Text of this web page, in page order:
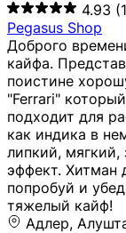
4.93
Pegasus Shop
Доброго
кайфа.
поистине
"Ferrari"
подходит для
как индика в
липкий, мягкий,
эффект. Хитман
попробуй и
тяжелый кайф!
Адлер, Алушта, Астрахань, Бахчисарай, Волгоград, Волжский, Евпатория, Екатеринбург, Ишимбай, Казань, Керчь, Копейск, Курск, Рыльск, Саки, Салават, Симферополь, Сочи, Старый Крым, Стерлитамак, Судак, Уфа, Феодосия, Хабаровск, Челябинск, Ялта, Джанкой, Новосибирск, Щёлкино, Санкт-Петербург, Мурманск, Сургут, Невинномысск, Черкесск, Усть-Лабинск, Геленджик, Ставрополь, Калуга, Елец, Лебедянь, Данков, Жуковский, Оренбург, Орск (Оренбургская область), Магнитогорск, Пермь, Зеленоград, Солнечногорск, Нижний Новгород, Лысково, Заволжье, Кстово, Балахна (Нижегородская область), Богородск, Бор (Нижегородская область), Саратов, Энгельс, Ижевск, Тюмень, Ростов-на-Дону, Шахты, Новочеркасск, Батайск, Аксай, Люберцы, Истра, Москва, Армавир, Краснодар, Магадан, Самара, Анапа, Славянск-на-Кубани, Чаплыгин, Липецк, Нижний Тагил, Орехово-Зуево, Усть-Джегута, Лянтор, Нефтеюганск, Пыть-Ях, Урень, Ветлуга, Шахунья, Новороссийск, Крымск, Тимашёвск, Тольятти, Воткинск, Звенигород, Руза, Можайск, Белгород, Воронеж, Соликамск, Нытва, Лысьва (Пермский край), Чусовой, Кунгур, Краснокамск, Миасс, Губаха, Тула, Новомосковск, Донской, Омск, Льгов, Мытищи, Королёв, Ивантеевка, Балашиха, Семилуки, Кудымкар, Старый Оскол, Оса (Пермский край), Одинцово (Московская область), Ханты-Мансийск, Лабинск, Темрюк, Курганинск, Белореченск (Краснодарский край), Алупкa, Губкин, Рязань, Калининград, Усть-Илимск, Фрязино, Минеральные Воды, Пятигорск, Кострома, Ярославль, Коркино, Верхняя Пышма, Подольск, Красноярск, Смоленск, Долгопрудный, Чебоксары, Калачинск, Канск, Киров (Кировская область), Вологда, Рославль, Владивосток, Обнинск, Балабаново (Калужская область), Малоярославец, Брянск, Видное, Ярцево, Вязьма, Гагарин, Приволжск, Фурманов, Чайковский, Кинешма, Горячий Ключ, Улан-Удэ, Туймазы, Дюртюли, Альметьевск, Нефтекамск, Хадыженск, Апшеронск, Майкоп, Уссурийск, Ульяновск, Гатчина, Луга (Ленинградская область), Надым, Ногинск, Электросталь, Железнодорожный (Московская область), Бутурлиновка, Кириллов, Краснознаменск (Калиниградская область), Мышкин, Томмот, Холм, Абакан, Абдулино, Агидель, Агрыз, Адыгейск, Азнакаево, Алатырь, Алдан, Алейск, Александров, Александровск, Алексеевка (Белгородская обл.), Алексин, Амурск, Анадырь, Ангарск, Андреаполь, Анжеро-Судженск, Анива, Апатиты, Арамиль, Ардон, Арзамас, Аркадак, Арсеньев, Артём, Артёмовский, Архангельск, Асбест, Асино, Аткарск, Ахтубинск, Аша, Бабаево (Вологодская область), Бавлы (Республика Татарстан), Байкальск, Бакал, Баксан, Балаклава, Балаково (Саратовская область), Балашов (Саратовская область), Балтийск, Барабинск, Барнаул, Барыш (Ульяновская область), Бежецк, Белая